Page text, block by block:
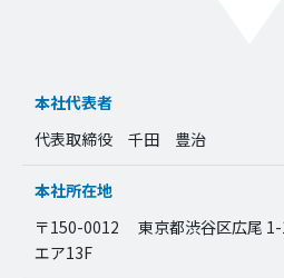
本社代表者
代表取締役 千田 豊治
本社所在地
〒150-0012 東京都渋谷区広尾 1-
エア13F